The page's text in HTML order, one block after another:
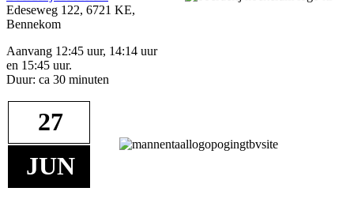
Edeseweg 122, 6721 KE,
Bennekom
Aanvang 12:45 uur, 14:14 uur
en 15:45 uur.
Duur: ca 30 minuten
27
JUN